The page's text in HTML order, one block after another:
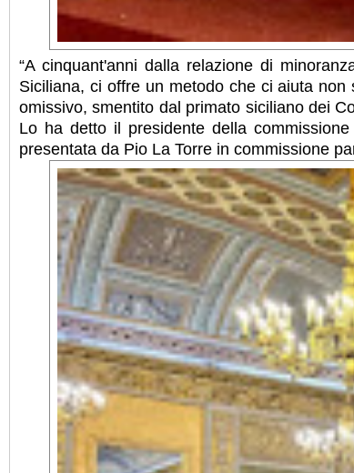
“A cinquant'anni dalla relazione di
Siciliana, ci offre un metodo che ci aiuta
omissivo, smentito dal primato siciliano dei
Lo ha detto il presidente della
presentata da Pio La Torre in commissione